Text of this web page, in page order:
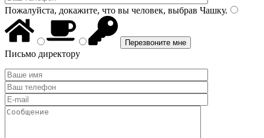
Пожалуйста, докажите, что вы человек, выбрав Чашку.
Письмо директору